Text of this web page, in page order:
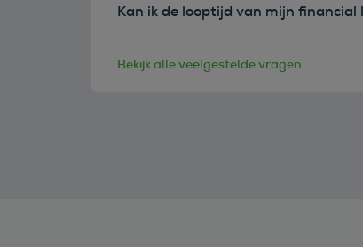
Kan ik de looptijd van mijn
Bekijk alle veelgestelde vragen